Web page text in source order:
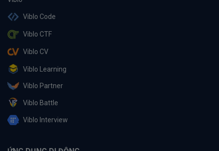
Viblo Code
Viblo CTF
Viblo CV
Viblo Learning
Viblo Partner
Viblo Battle
Viblo Interview